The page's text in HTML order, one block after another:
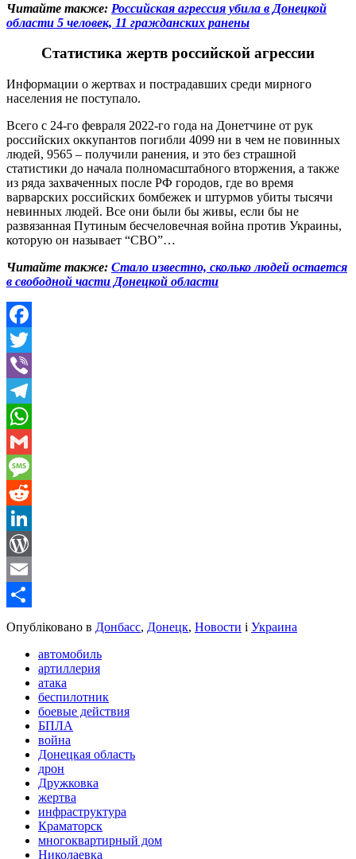
Читайте также: Российская агрессия убила в Донецкой
области 5 человек, 11 гражданских ранены
Статистика жертв российской агрессии
Информации о жертвах и пострадавших среди мирного
населения не поступало.
Всего с 24-го февраля 2022-го года на Донетчине от рук
российских оккупантов погибли 4099 ни в чем не повинных
людей, 9565 – получили ранения, и это без страшной
статистики до начала полномасштабного вторжения, а также
из ряда захваченных после РФ городов, где во время
варварских российских бомбежек и штурмов убиты тысячи
невинных людей. Все они были бы живы, если бы не
развязанная Путиным бесчеловечная война против Украины,
которую он называет “СВО”…
Читайте также: Стало известно, сколько людей остается
в свободной части Донецкой области
Facebook
Twitter
Viber
Telegram
WhatsApp
Gmail
Message
Reddit
LinkedIn
WordPress
Email
Share
Опубліковано в Донбасс, Донецк, Новости і Украина
автомобиль
артиллерия
атака
беспилотник
боевые действия
БПЛА
война
Донецкая область
дрон
Дружковка
жертва
инфраструктура
Краматорск
многоквартирный дом
Николаевка